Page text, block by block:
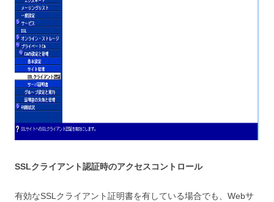
SSLクライアント認証時のアクセスコントロール
有効なSSLクライアント証明書を有している場合でも、Webサ